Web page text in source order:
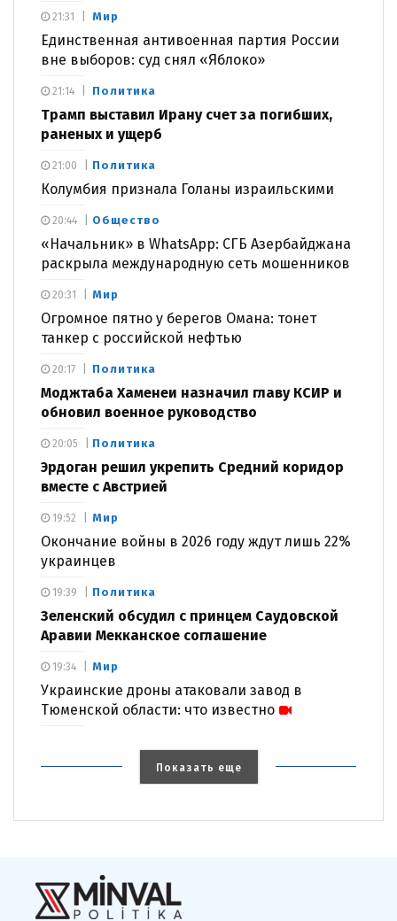
Мир
Единственная антивоенная партия России
вне выборов: суд снял «Яблоко»
21:31
Политика
Трамп выставил Ирану счет за погибших,
раненых и ущерб
21:14
Политика
Колумбия признала Голаны израильскими
21:00
Общество
«Начальник» в WhatsApp: СГБ Азербайджана
раскрыла международную сеть мошенников
20:44
Мир
Огромное пятно у берегов Омана: тонет
танкер с российской нефтью
20:31
Политика
Моджтаба Хаменеи назначил главу КСИР и
обновил военное руководство
20:17
Политика
Эрдоган решил укрепить Средний коридор
вместе с Австрией
20:05
Мир
Окончание войны в 2026 году ждут лишь 22%
украинцев
19:52
Политика
Зеленский обсудил с принцем Саудовской
Аравии Мекканское соглашение
19:39
Мир
Украинские дроны атаковали завод в
Тюменской области: что известно
19:34
Показать еще